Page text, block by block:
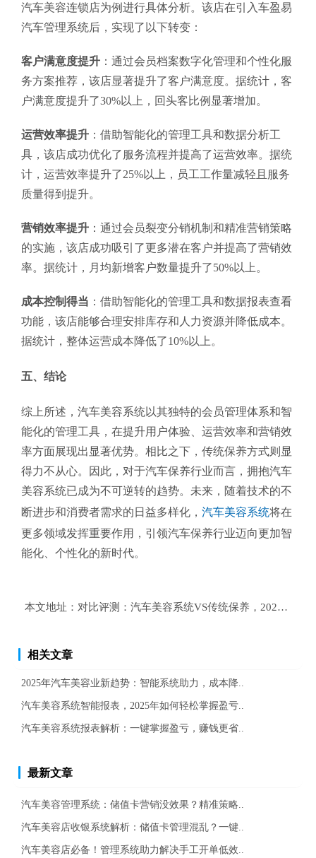
汽车美容连锁店为例进行具体分析。该店在引入车盈易
汽车管理系统后，实现了以下转变：
客户满意度提升 ：通过会员档案数字化管理和个性化服
务方案推荐，该店显著提升了客户满意度。据统计，客
户满意度提升了30%以上，回头客比例显著增加。
运营效率提升 ：借助智能化的管理工具和数据分析工
具，该店成功优化了服务流程并提高了运营效率。据统
计，运营效率提升了25%以上，员工工作量减轻且服务
质量得到提升。
营销效率提升 ：通过会员裂变分销机制和精准营销策略
的实施，该店成功吸引了更多潜在客户并提高了营销效
率。据统计，月均新增客户数量提升了50%以上。
成本控制得当 ：借助智能化的管理工具和数据报表查看
功能，该店能够合理安排库存和人力资源并降低成本。
据统计，整体运营成本降低了10%以上。
五、结论
综上所述，汽车美容系统以其独特的会员管理体系和智
能化的管理工具，在提升用户体验、运营效率和营销效
率方面展现出显著优势。相比之下，传统保养方式则显
得力不从心。因此，对于汽车保养行业而言，拥抱汽车
美容系统已成为不可逆转的趋势。未来，随着技术的不
断进步和消费者需求的日益多样化， 汽车美容系统将在
更多领域发挥重要作用，引领汽车保养行业迈向更加智
能化、个性化的新时代。
本文地址： 对比评测：汽车美容系统VS传统保养，2025年数
相关文章
2025年汽车美容业新趋势：智能系统助力，成本降..
汽车美容系统智能报表，2025年如何轻松掌握盈亏..
汽车美容系统报表解析：一键掌握盈亏，赚钱更省..
最新文章
汽车美容管理系统：储值卡营销没效果？精准策略..
汽车美容店收银系统解析：储值卡管理混乱？一键..
汽车美容店必备！管理系统助力解决手工开单低效..